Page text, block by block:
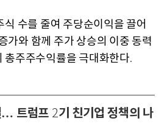
수를 줄여 주당순이익을 끌어
가와 함께 주가 상승의 이중 동력
총주주수익률을 극대화한다.
… 트럼프 2기 친기업 정책의 나